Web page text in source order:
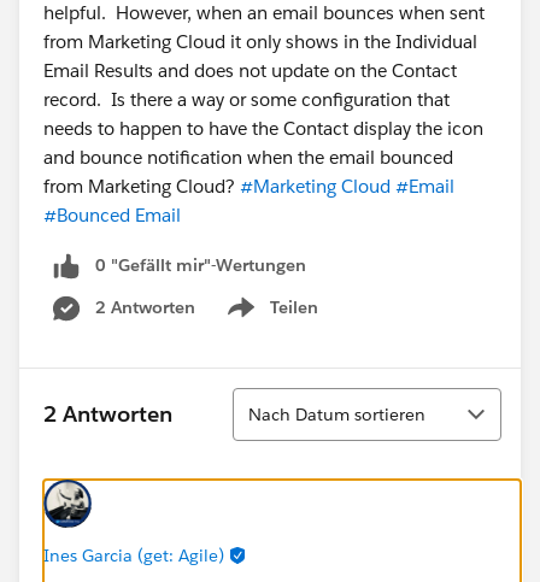
helpful. However, when an email bounces when sent
from Marketing Cloud it only shows in the Individual
Email Results and does not update on the Contact
record. Is there a way or some configuration that
needs to happen to have the Contact display the icon
and bounce notification when the email bounced
from Marketing Cloud? #Marketing Cloud #Email
#Bounced Email
0 "Gefällt mir"-Wertungen
2 Antworten
Teilen
Show menu
2 Antworten
Sortieren
Nach Datum sortieren
Ines Garcia (get: Agile)